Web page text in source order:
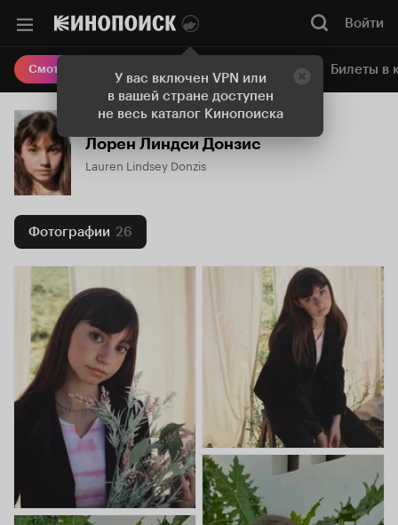
У вас включен VPN или
в вашей стране доступен
не весь каталог Кинопоиска
Войти
Смотреть кино Онлайн-кинотеатр Билеты в
Лорен Линдси Донзис
Lauren Lindsey Donzis
Фотографии 26